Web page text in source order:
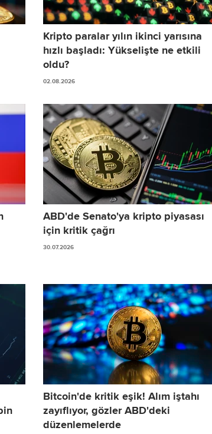
Kripto paralar yılın ikinci yarısına
hızlı başladı: Yükselişte ne etkili
oldu?
02.08.2026
ABD'de Senato'ya kripto piyasası
için kritik çağrı
30.07.2026
Bitcoin'de kritik eşik! Alım iştahı
zayıflıyor, gözler ABD'deki
düzenlemelerde